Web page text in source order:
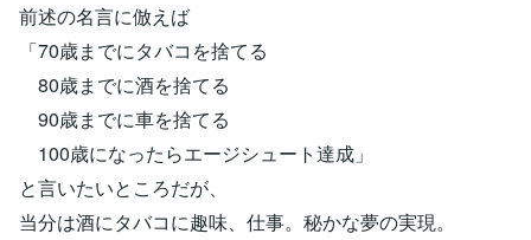
前述の名言に倣えば
「70歳までにタバコを捨てる
80歳までに酒を捨てる
90歳までに車を捨てる
100歳になったらエージシュート達成」
と言いたいところだが、
当分は酒にタバコに趣味、仕事。秘かな夢の実現。